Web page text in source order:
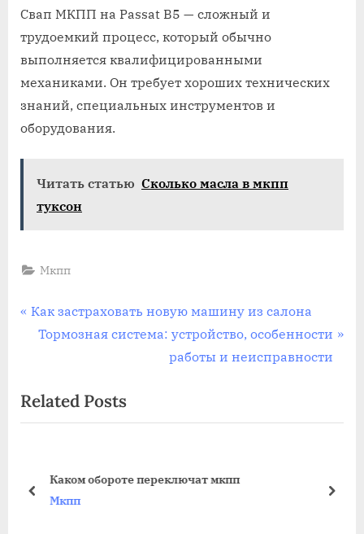
Свап МКПП на Passat B5 — сложный и
трудоемкий процесс, который обычно
выполняется квалифицированными
механиками. Он требует хороших технических
знаний, специальных инструментов и
оборудования.
Читать статью Сколько масла в мкпп
туксон
Мкпп
Навигация
P
i
o
P
Как застраховать новую машину из салона
N
t
P
Тормозная система: устройство, особенности
работы и неисправности
Related Posts
Каком обороте переключат мкпп
Мкпп
prev next